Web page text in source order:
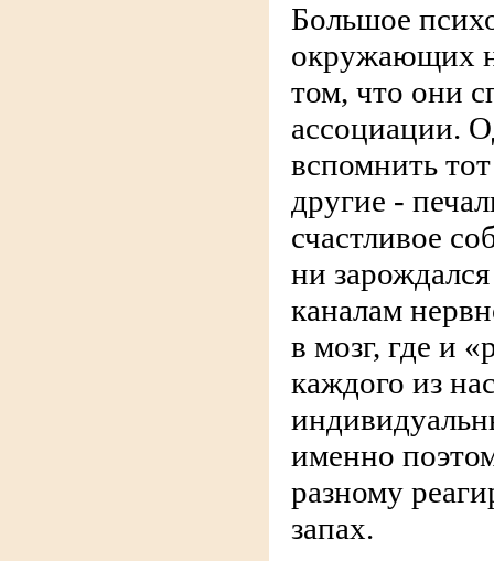
Большое
окружающих
том, что они
ассоциации.
вспомнить
другие -
счастливое
ни
каналам
в мозг, где и
каждого из
именно
разному
запах.